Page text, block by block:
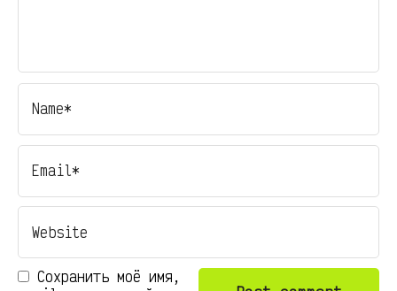
Сохранить моё имя,